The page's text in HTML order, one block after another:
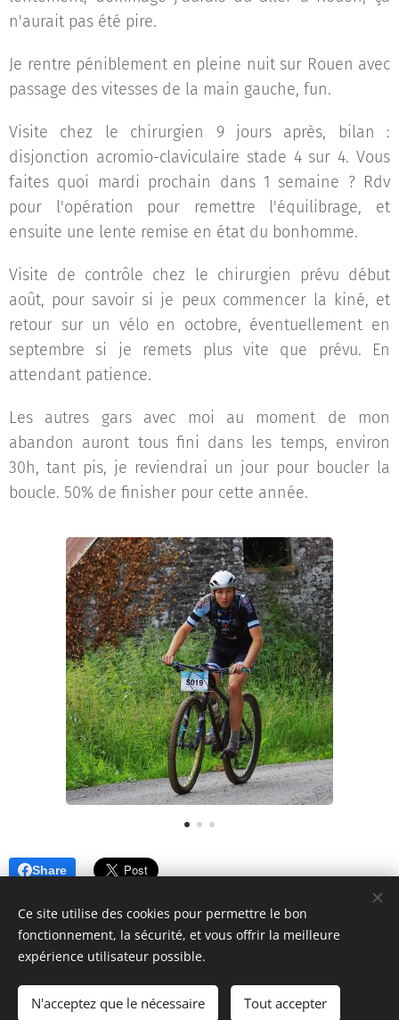
n'aurait pas été pire.
Je rentre péniblement en pleine nuit sur Rouen avec
passage des vitesses de la main gauche, fun.
Visite chez le chirurgien 9 jours après, bilan :
disjonction acromio-claviculaire stade 4 sur 4. Vous
faites quoi mardi prochain dans 1 semaine ? Rdv
pour l'opération pour remettre l'équilibrage, et
ensuite une lente remise en état du bonhomme.
Visite de contrôle chez le chirurgien prévu début
août, pour savoir si je peux commencer la kiné, et
retour sur un vélo en octobre, éventuellement en
septembre si je remets plus vite que prévu. En
attendant patience.
Les autres gars avec moi au moment de mon
abandon auront tous fini dans les temps, environ
30h, tant pis, je reviendrai un jour pour boucler la
boucle. 50% de finisher pour cette année.
Share
© 2021 Jules Bertrand. 10 rue de Chaumont, 75019 Paris
Ce site utilise des cookies pour permettre le bon
fonctionnement, la sécurité, et vous offrir la meilleure
expérience utilisateur possible.
N'acceptez que le nécessaire Tout accepter